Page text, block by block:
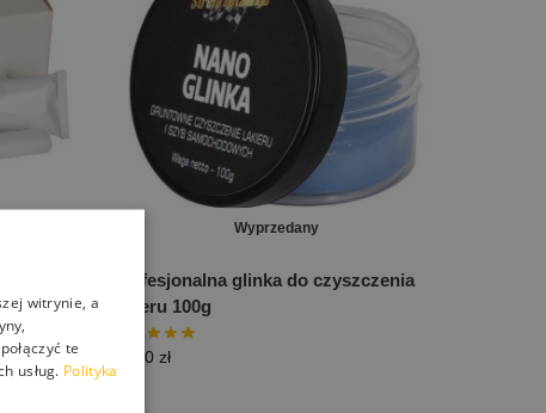
metali,
20g
Wyprzedany
Profesjonalna glinka do czyszczenia
lakieru 100g
25,00 zł
witrynie, a
te
usług. Polityka